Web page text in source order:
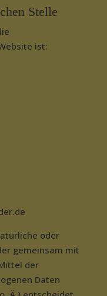
Stelle
ist:
oder
gemeinsam mit
der
Daten